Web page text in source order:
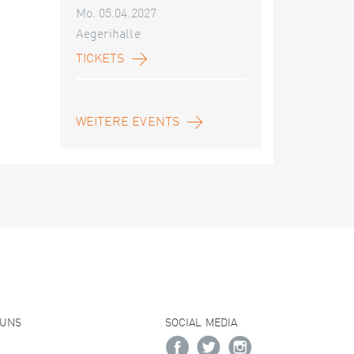
Mo. 05.04.2027
Aegerihalle
TICKETS
WEITERE EVENTS
SOCIAL MEDIA